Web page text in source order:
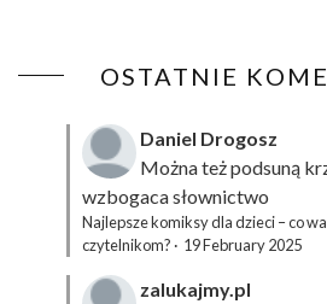
OSTATNIE
Daniel Drogosz
Można też podsuną
wzbogaca słownictwo
Najlepsze komiksy dla dzieci – co
czytelnikom? · 19 February 2025
zalukajmy.pl